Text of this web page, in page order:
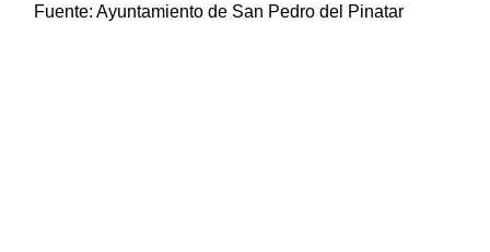
Fuente: Ayuntamiento de San Pedro del Pinatar